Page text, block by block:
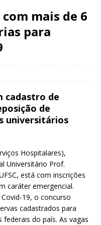
mais de 6
para
cadastro de
de
universitários
Hospitalares),
Universitário Prof.
está com inscrições
caráter emergencial.
19, o concurso
cadastrados para
do país. As vagas